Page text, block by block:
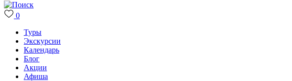
0
Туры
Экскурсии
Календарь
Блог
Акции
Афиша